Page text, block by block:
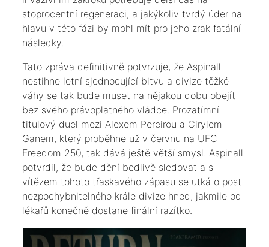
stoprocentní regeneraci, a jakýkoliv tvrdý úder na
hlavu v této fázi by mohl mít pro jeho zrak fatální
následky.
​Tato zpráva definitivně potvrzuje, že Aspinall
nestihne letní sjednocující bitvu a divize těžké
váhy se tak bude muset na nějakou dobu obejít
bez svého právoplatného vládce. Prozatímní
titulový duel mezi Alexem Pereirou a Cirylem
Ganem, který proběhne už v červnu na UFC
Freedom 250, tak dává ještě větší smysl. Aspinall
potvrdil, že bude dění bedlivě sledovat a s
vítězem tohoto třaskavého zápasu se utká o post
nezpochybnitelného krále divize hned, jakmile od
lékařů konečně dostane finální razítko.